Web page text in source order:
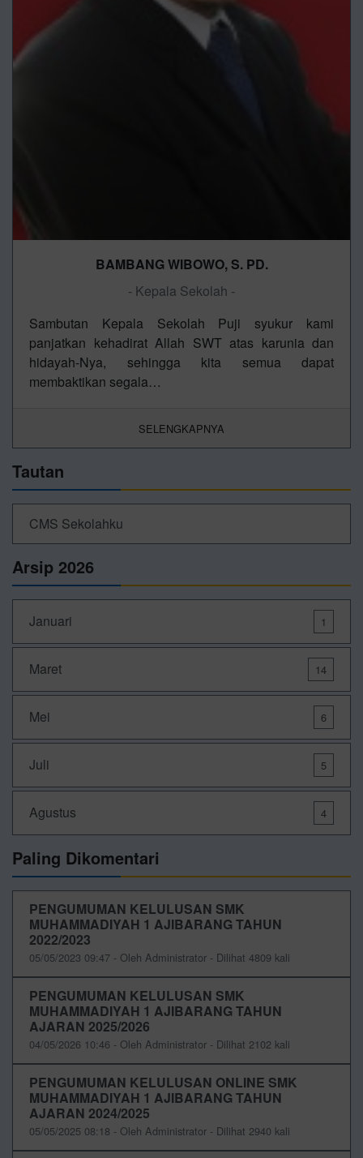
BAMBANG WIBOWO, S. PD.
- Kepala Sekolah -
Sambutan Kepala Sekolah Puji syukur kami
panjatkan kehadirat Allah SWT atas karunia dan
hidayah-Nya, sehingga kita semua dapat
membaktikan segala…
SELENGKAPNYA
Tautan
CMS Sekolahku
Arsip 2026
Januari 1
Maret 14
Mei 6
Juli 5
Agustus 4
Paling Dikomentari
PENGUMUMAN KELULUSAN SMK
MUHAMMADIYAH 1 AJIBARANG TAHUN
2022/2023
05/05/2023 09:47 - Oleh Administrator - Dilihat 4809 kali
PENGUMUMAN KELULUSAN SMK
MUHAMMADIYAH 1 AJIBARANG TAHUN
AJARAN 2025/2026
04/05/2026 10:46 - Oleh Administrator - Dilihat 2102 kali
PENGUMUMAN KELULUSAN ONLINE SMK
MUHAMMADIYAH 1 AJIBARANG TAHUN
AJARAN 2024/2025
05/05/2025 08:18 - Oleh Administrator - Dilihat 2940 kali